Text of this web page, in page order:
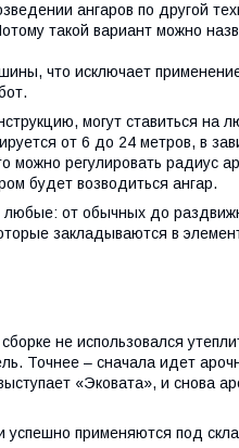
ангаров по другой
такой вариант можно
что исключает
могут ставиться на
от 6 до 24 метров, в
можно регулировать радиус
будет возводиться ангар.
любые: от обычных до
закладываются в
не использовался
Точнее – сначала идет
«Эковата», и снова
успешно применяются под